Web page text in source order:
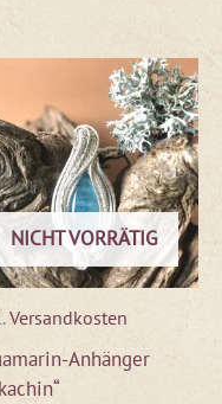
NICHT VORRÄTIG
Versandkosten
Anhänger